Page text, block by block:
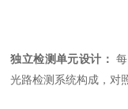
独立检测单元设计：
光路检测系统构成，对